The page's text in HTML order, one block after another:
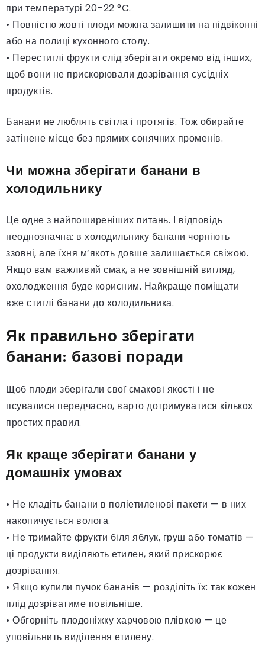
при температурі 20–22 °C.
• Повністю жовті плоди можна залишити на підвіконні
або на полиці кухонного столу.
• Перестиглі фрукти слід зберігати окремо від інших,
щоб вони не прискорювали дозрівання сусідніх
продуктів.
Банани не люблять світла і протягів. Тож обирайте
затінене місце без прямих сонячних променів.
Чи можна зберігати банани в
холодильнику
Це одне з найпоширеніших питань. І відповідь
неоднозначна: в холодильнику банани чорніють
ззовні, але їхня м’якоть довше залишається свіжою.
Якщо вам важливий смак, а не зовнішній вигляд,
охолодження буде корисним. Найкраще поміщати
вже стиглі банани до холодильника.
Як правильно зберігати
банани: базові поради
Щоб плоди зберігали свої смакові якості і не
псувалися передчасно, варто дотримуватися кількох
простих правил.
Як краще зберігати банани у
домашніх умовах
• Не кладіть банани в поліетиленові пакети — в них
накопичується волога.
• Не тримайте фрукти біля яблук, груш або томатів —
ці продукти виділяють етилен, який прискорює
дозрівання.
• Якщо купили пучок бананів — розділіть їх: так кожен
плід дозріватиме повільніше.
• Обгорніть плодоніжку харчовою плівкою — це
уповільнить виділення етилену.